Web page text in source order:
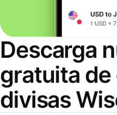
Descarga
gratuita
divisas